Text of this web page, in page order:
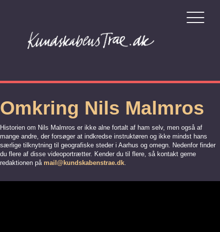
Omkring Nils Malmros
Historien om Nils Malmros er ikke alne fortalt af ham selv, men også af
mange andre, der forsøger at indkredse instruktøren og ikke mindst hans
særlige tilknytning til geografiske steder i Aarhus og omegn. Nedenfor finder
du flere af disse videoportrætter. Kender du til flere, så kontakt gerne
redaktionen på mail@kundskabenstrae.dk.